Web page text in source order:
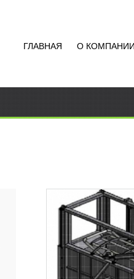
ГЛАВНАЯ О КОМПАНИИ
УЗНАТЬ
Ритуальный бокс
используется с
КРС вовремя